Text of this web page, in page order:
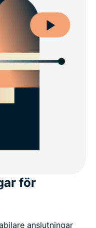
Windows-enhet?
för Windows
datorer
för
anslutningar